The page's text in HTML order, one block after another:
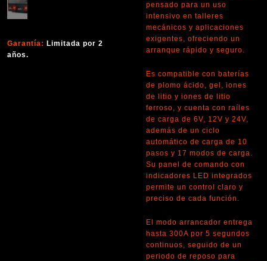
Garantía: Limitada por 2
años.
pensado para un uso
intensivo en talleres
mecánicos y aplicaciones
exigentes, ofreciendo un
arranque rápido y seguro.
Es compatible con baterías
de plomo ácido, gel, iones
de litio y iones de litio
ferroso, y cuenta con raíles
de carga de 6V, 12V y 24V,
además de un ciclo
automático de carga de 10
pasos y 17 modos de carga.
Su panel de comando con
indicadores LED integrados
permite un control claro y
preciso de cada función.
El modo arrancador entrega
hasta 300A por 5 segundos
continuos, seguido de un
periodo de reposo para